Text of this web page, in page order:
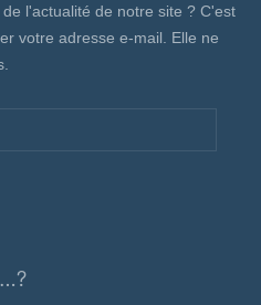
l'actualité de notre site ? C'est
votre adresse e-mail. Elle ne